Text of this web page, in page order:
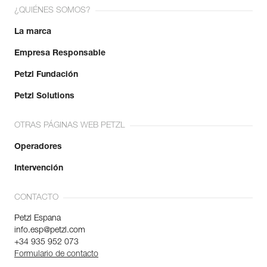
¿QUIÉNES SOMOS?
La marca
Empresa Responsable
Petzl Fundación
Petzl Solutions
OTRAS PÁGINAS WEB PETZL
Operadores
Intervención
CONTACTO
Petzl Espana
info.esp@petzl.com
+34 935 952 073
Formulario de contacto